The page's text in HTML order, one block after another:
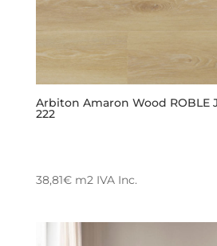
Arbiton Amaron Wood ROBLE
222
38,81€m2 IVA Inc.